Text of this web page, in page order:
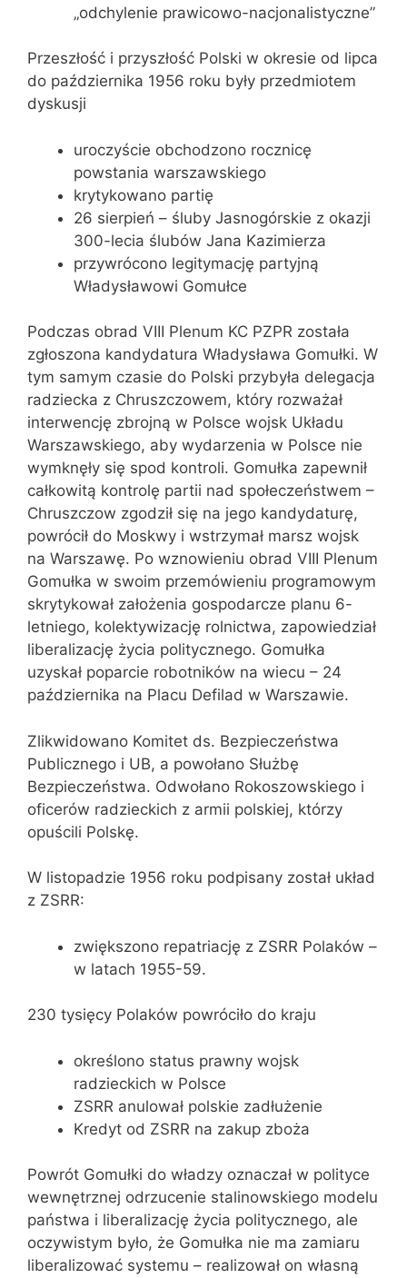
„odchylenie prawicowo-nacjonalistyczne”
Przeszłość i przyszłość Polski w okresie od lipca
do października 1956 roku były przedmiotem
dyskusji
uroczyście obchodzono rocznicę
powstania warszawskiego
krytykowano partię
26 sierpień – śluby Jasnogórskie z okazji
300-lecia ślubów Jana Kazimierza
przywrócono legitymację partyjną
Władysławowi Gomułce
Podczas obrad VIII Plenum KC PZPR została
zgłoszona kandydatura Władysława Gomułki. W
tym samym czasie do Polski przybyła delegacja
radziecka z Chruszczowem, który rozważał
interwencję zbrojną w Polsce wojsk Układu
Warszawskiego, aby wydarzenia w Polsce nie
wymknęły się spod kontroli. Gomułka zapewnił
całkowitą kontrolę partii nad społeczeństwem –
Chruszczow zgodził się na jego kandydaturę,
powrócił do Moskwy i wstrzymał marsz wojsk
na Warszawę. Po wznowieniu obrad VIII Plenum
Gomułka w swoim przemówieniu programowym
skrytykował założenia gospodarcze planu 6-
letniego, kolektywizację rolnictwa, zapowiedział
liberalizację życia politycznego. Gomułka
uzyskał poparcie robotników na wiecu – 24
października na Placu Defilad w Warszawie.
Zlikwidowano Komitet ds. Bezpieczeństwa
Publicznego i UB, a powołano Służbę
Bezpieczeństwa. Odwołano Rokoszowskiego i
oficerów radzieckich z armii polskiej, którzy
opuścili Polskę.
W listopadzie 1956 roku podpisany został układ
z ZSRR:
zwiększono repatriację z ZSRR Polaków –
w latach 1955-59.
230 tysięcy Polaków powróciło do kraju
określono status prawny wojsk
radzieckich w Polsce
ZSRR anulował polskie zadłużenie
Kredyt od ZSRR na zakup zboża
Powrót Gomułki do władzy oznaczał w polityce
wewnętrznej odrzucenie stalinowskiego modelu
państwa i liberalizację życia politycznego, ale
oczywistym było, że Gomułka nie ma zamiaru
liberalizować systemu – realizował on własną